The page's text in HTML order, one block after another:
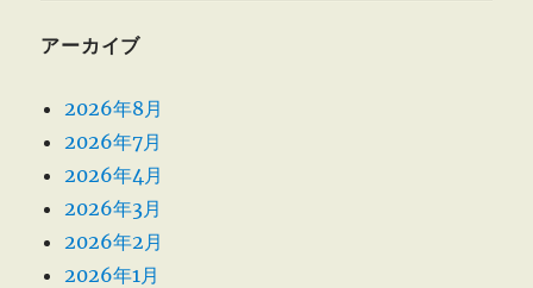
アーカイブ
2026年8月
2026年7月
2026年4月
2026年3月
2026年2月
2026年1月